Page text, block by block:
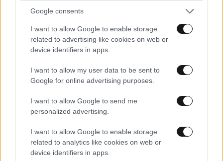
Google consents
I want to allow Google to enable storage
related to advertising like cookies on web or
device identifiers in apps.
I want to allow my user data to be sent to
Google for online advertising purposes.
I want to allow Google to send me
personalized advertising.
I want to allow Google to enable storage
related to analytics like cookies on web or
device identifiers in apps.